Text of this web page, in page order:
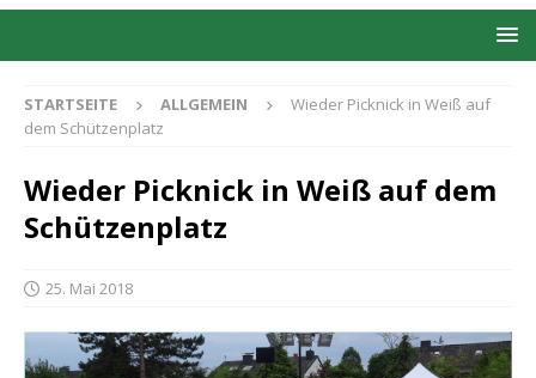
STARTSEITE ALLGEMEIN
Wieder Picknick in Weiß auf
dem Schützenplatz
Wieder Picknick in Weiß auf dem
Schützenplatz
25. Mai 2018